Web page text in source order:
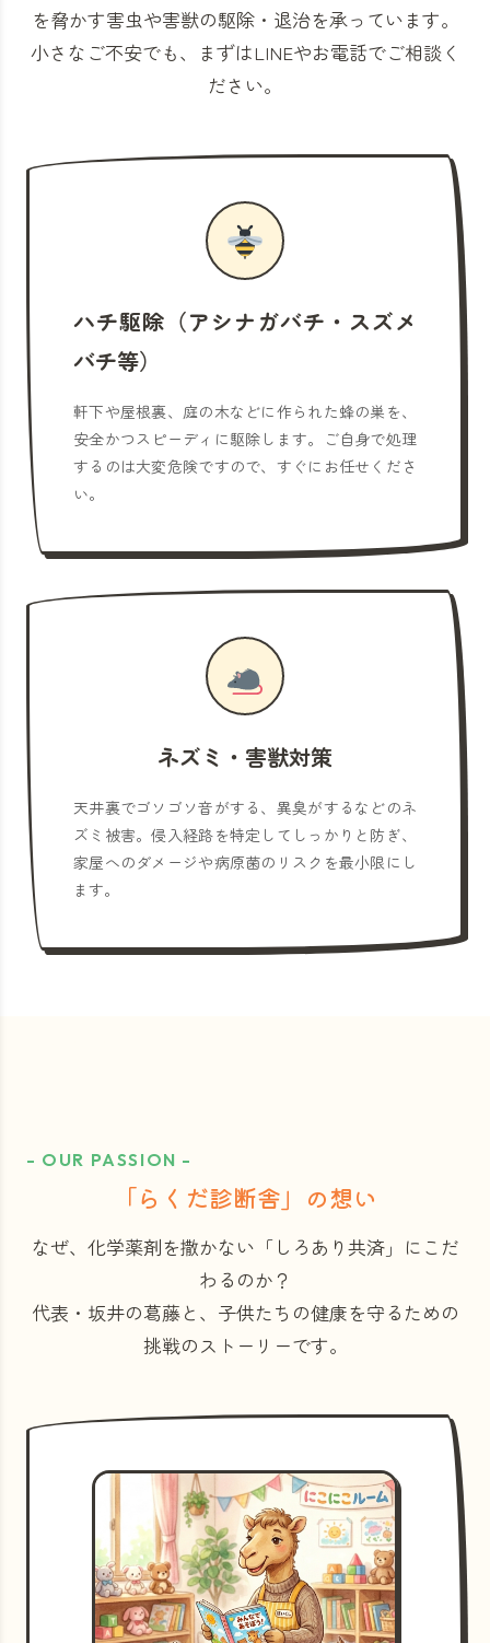
を脅かす害虫や害獣の駆除・退治を承っています。
小さなご不安でも、まずはLINEやお電話でご相談く
ださい。
ハチ駆除（アシナガバチ・スズメ
バチ等）
軒下や屋根裏、庭の木などに作られた蜂の巣を、
安全かつスピーディに駆除します。ご自身で処理
するのは大変危険ですので、すぐにお任せくださ
い。
ネズミ・害獣対策
天井裏でゴソゴソ音がする、異臭がするなどのネ
ズミ被害。侵入経路を特定してしっかりと防ぎ、
家屋へのダメージや病原菌のリスクを最小限にし
ます。
- OUR PASSION -
「らくだ診断舎」の想い
なぜ、化学薬剤を撒かない「しろあり共済」にこだ
わるのか？
代表・坂井の葛藤と、子供たちの健康を守るための
挑戦のストーリーです。